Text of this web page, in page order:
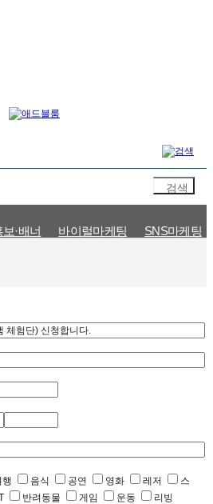
·배너 바이럴마케팅 SNS마케팅
행 음식 공연 영화 레저
스
반려동물 게임 운동
리빙